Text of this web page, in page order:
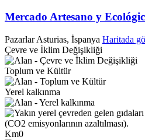
Mercado Artesano y
Pazarlar Asturias, İspanya Haritada
Çevre ve İklim Değişikliği
Toplum ve Kültür
Yerel kalkınma
Km0